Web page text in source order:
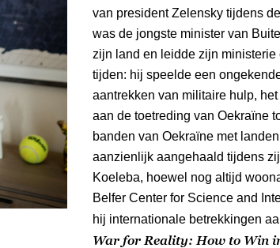
van president Zelensky tijdens
was de jongste minister van
zijn land en leidde zijn
tijden: hij speelde een
aantrekken van militaire hulp,
aan de toetreding van Oekraïne
banden van Oekraïne met
aanzienlijk aangehaald tijdens
Koeleba, hoewel nog altijd
Belfer Center for Science and
hij internationale betrekkingen
War for Reality: How to Win